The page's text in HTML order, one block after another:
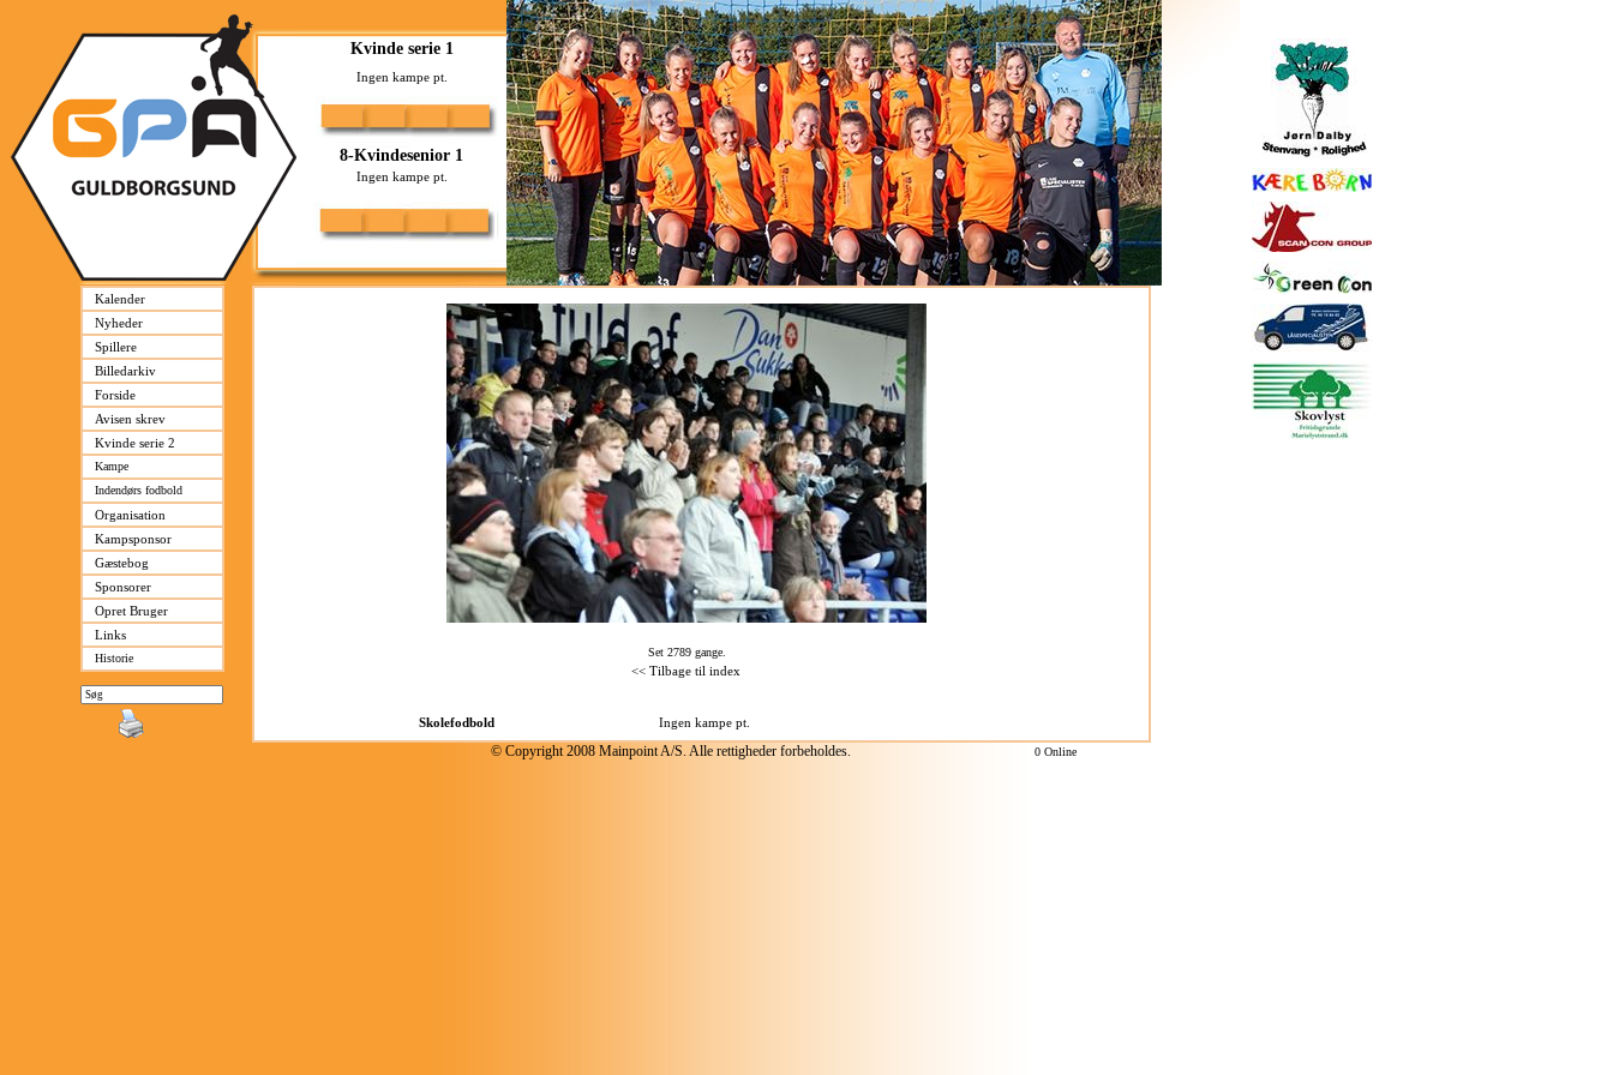
Kalender
Nyheder
Spillere
Billedarkiv
Forside
Avisen skrev
Kvinde serie 2
Kampe
Indendørs fodbold
Organisation
Kampsponsor
Gæstebog
Sponsorer
Opret Bruger
Links
Historie Set 2789 gange.
<< Tilbage til index
© Copyright 2008 Mainpoint A/S. Alle rettigheder forbeholdes. 0 Online